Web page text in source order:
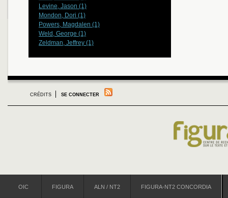
Levine, Jason (1)
Mondon, Dori (1)
Powers, Magdalen (1)
Weld, George (1)
Zeldman, Jeffrey (1)
CRÉDITS SE CONNECTER
OIC FIGURA ALN / NT2 FIGURA-NT2 CONCORDIA